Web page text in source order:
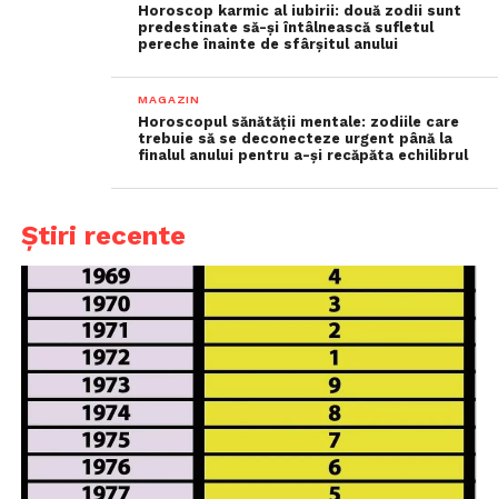
Horoscop karmic al iubirii: două zodii sunt
predestinate să-și întâlnească sufletul
pereche înainte de sfârșitul anului
MAGAZIN
Horoscopul sănătății mentale: zodiile care
trebuie să se deconecteze urgent până la
finalul anului pentru a-și recăpăta echilibrul
Știri recente